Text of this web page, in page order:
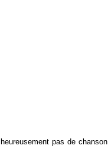
pas de chanson